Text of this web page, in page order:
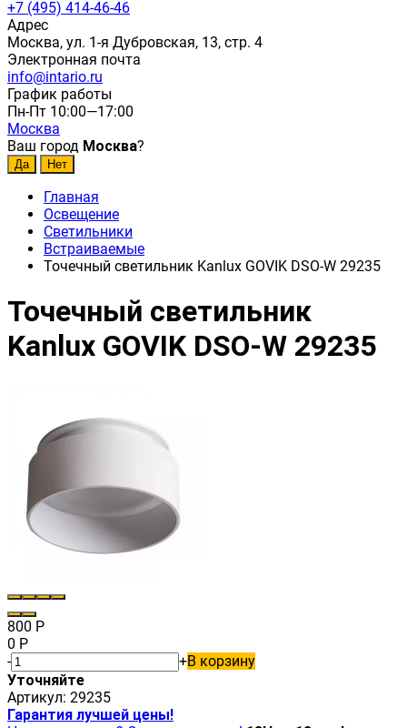
+7 (495) 414-46-46
Адрес
Москва, ул. 1-я Дубровская, 13, стр. 4
Электронная почта
info@intario.ru
График работы
Пн-Пт 10:00—17:00
Москва
Ваш город Москва?
Главная
Освещение
Светильники
Встраиваемые
Точечный светильник Kanlux GOVIK DSO-W 29235
Точечный светильник
Kanlux GOVIK DSO-W 29235
800 Р
0 Р
-
+В корзину
Уточняйте
Артикул: 29235
Гарантия лучшей цены!